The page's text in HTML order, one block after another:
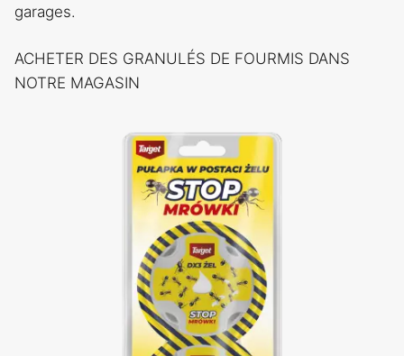
garages.
ACHETER DES GRANULÉS DE FOURMIS DANS
NOTRE MAGASIN